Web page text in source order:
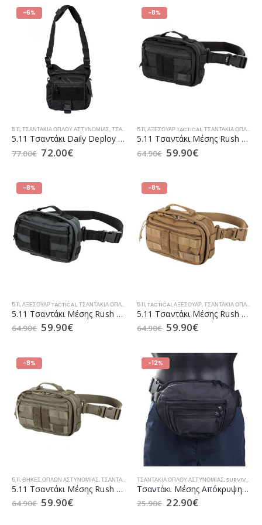
-6%
5.11,ΤΣΑΝΤΆΚΙΑ ΌΠΛΟΥ ΑΣΤΥΝΟΜΊΑΣ,ΤΣΑΝΤΆΚΙΑ ΌΠΛΟΥ ΛΙΜΕΝΙΚΟΎ ,ΤΣΑΝΤΆΚΙΑ ΌΠΛΟΥ
5.11 Τσαντάκι Daily Deploy Push Pack Black (56635)
77.00€ 72.00€
-8%
5.11,ΑΞΕΣΟΥΆΡ TACTICAL,ΤΣΑΝΤΆΚΙΑ ΌΠΛΟΥ ΑΣΤΥΝΟΜΊΑΣ
5.11 Τσαντάκι Μέσης Rush MOAB 3 Black (57109)
64.90€ 59.90€
-8%
5.11,ΑΞΕΣΟΥΆΡ TACTICAL,ΤΣΑΝΤΆΚΙΑ ΌΠΛΟΥ ΑΣΤΥΝΟΜΊΑΣ ,ΤΣΑΝΤΆΚΙΑ ΌΠΛΟΥ ΛΙΜΕΝΙΚΟΎ
5.11 Τσαντάκι Μέσης Rush MOAB 3 Double Tap (57109)
64.90€ 59.90€
-8%
5.11,TACTICAL ΑΞΕΣΟΥΆΡ,ΤΣΑΝΤΆΚΙΑ ΌΠΛΟΥ ΑΣΤΥΝΟΜΊΑΣ
5.11 Τσαντάκι Μέσης Rush MOAB 3 Kangaroo (57109)
64.90€ 59.90€
-8%
5.11,ΘΉΚΕΣ ΌΠΛΩΝ ΑΣΤΥΝΟΜΊΑΣ,ΤΣΑΝΤΆΚΙΑ ΌΠΛΟΥ ΛΙΜΕΝΙΚΟΎ ,ΤΣΑΝΤΆΚΙΑ ΌΠΛΟΥ ΤACTICAL
5.11 Τσαντάκι Μέσης Rush MOAB 3 Ranger Green (57109)
64.90€ 59.90€
-12%
ΤΣΑΝΤΆΚΙΑ ΌΠΛΟΥ ΑΣΤΥΝΟΜΊΑΣ,SURVIVORS
Τσαντάκι Μέσης Απόκρυψης Όπλου Classic SURVIVORS
25.90€ 22.90€